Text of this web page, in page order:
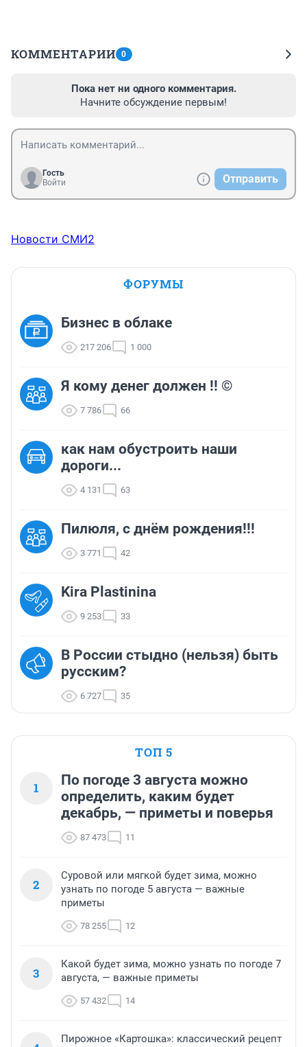
КОММЕНТАРИИ 0
Пока нет ни одного комментария.
Начните обсуждение первым!
Гость
Войти
Отправить
Новости СМИ2
ФОРУМЫ
Бизнес в облаке
217 206 1 000
Я кому денег должен !! ©
7 786 66
как нам обустроить наши
дороги...
4 131 63
Пилюля, с днём рождения!!!
3 771 42
Kira Plastinina
9 253 33
В России стыдно (нельзя) быть
русским?
6 727 35
ТОП 5
1
По погоде 3 августа можно
определить, каким будет
декабрь, — приметы и поверья
87 473 11
2
Суровой или мягкой будет зима, можно
узнать по погоде 5 августа — важные
приметы
78 255 12
3
Какой будет зима, можно узнать по погоде 7
августа, — важные приметы
57 432 14
Пирожное «Картошка»: классический рецепт